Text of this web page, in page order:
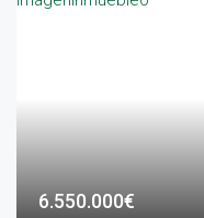
6.550.000€